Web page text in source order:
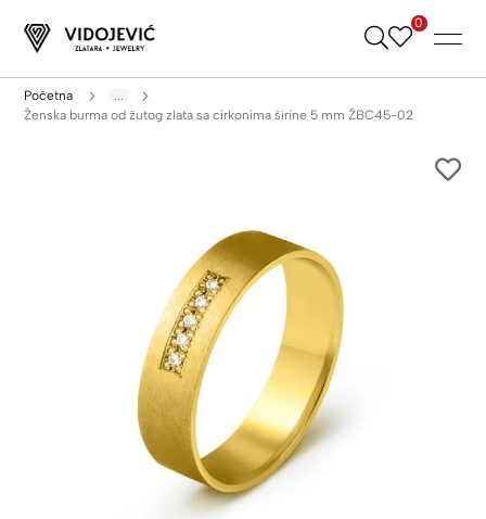
Skip
0
Početna
...
Ženska burma od žutog zlata sa cirkonima širine 5 mm ŽBC45-02